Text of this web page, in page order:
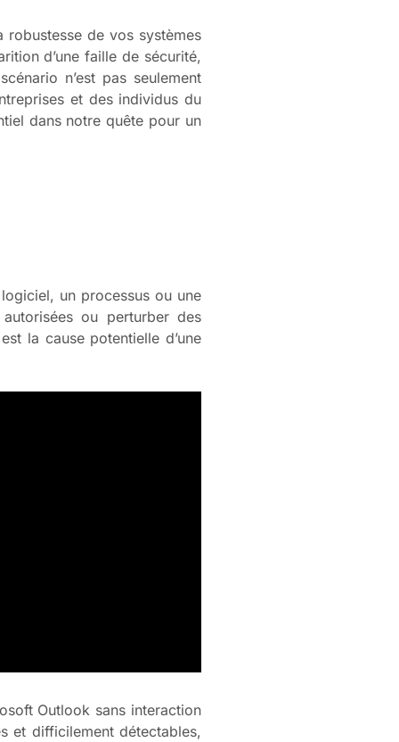
de vos systèmes
d’une faille de sécurité,
n’est pas seulement
et des individus du
dans notre quête pour un
un processus ou une
ou perturber des
la cause potentielle d’une
Outlook sans interaction
et difficilement détectables,